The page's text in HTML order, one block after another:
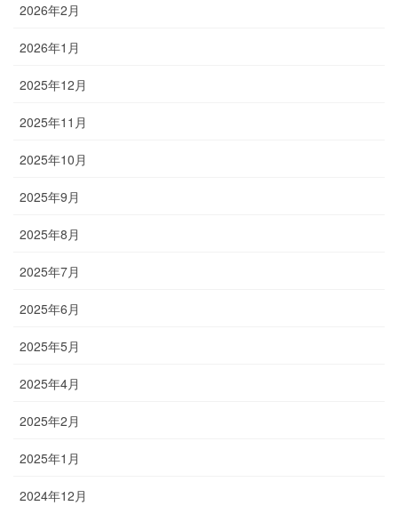
2026年2月
2026年1月
2025年12月
2025年11月
2025年10月
2025年9月
2025年8月
2025年7月
2025年6月
2025年5月
2025年4月
2025年2月
2025年1月
2024年12月